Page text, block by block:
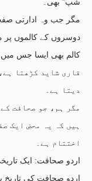
مگر جب وہ ادارتی
دوسروں کے کالموں
کالم بھی ایسا جس میں
قاری شاید کڑھتا
دیتا ہے۔
مگر ہم، جو صحافت
ہیں کہ یہ محض ایک
اختتام ہے۔
اردو صحافت: ایک
اردو صحافت کی تاریخ